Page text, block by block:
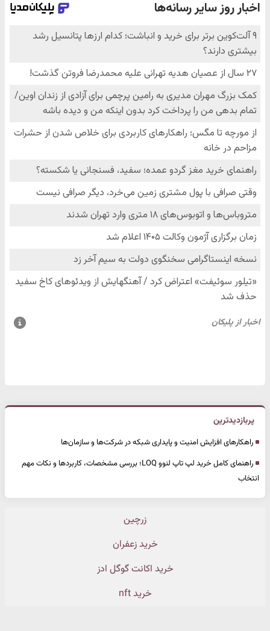
پربازدیدترین
راهکارهای افزایش امنیت و پایداری شبکه در شرکت‌ها و سازمان‌ها
راهنمای کامل خرید لپ تاپ لنوو LOQ؛ بررسی مشخصات، کاربردها و نکات مهم
انتخاب
زرچین
خرید زعفران
خرید اکانت گوگل ادز
خرید nft